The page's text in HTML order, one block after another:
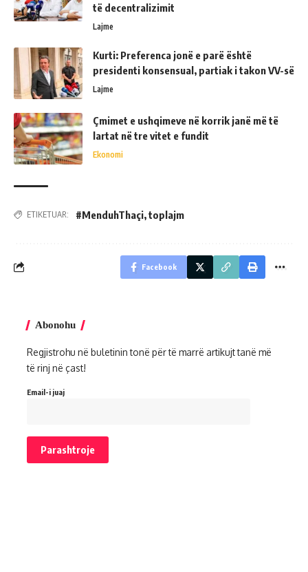
të decentralizimit
Lajme
Kurti: Preferenca jonë e parë është
presidenti konsensual, partiak i takon VV-së
Lajme
Çmimet e ushqimeve në korrik janë më të
lartat në tre vitet e fundit
Ekonomi
ETIKETUAR: #MenduhThaçi,toplajm
Facebook
Abonohu
Regjistrohu në buletinin tonë për të marrë artikujt tanë më
të rinj në çast!
Email-i juaj